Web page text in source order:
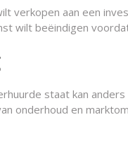
verkopen aan een
wilt beëindigen
staat kan
onderhoud en